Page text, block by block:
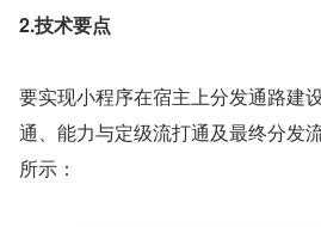
2.技术要点
要实现小程序在宿主上分发通路建
通、能力与定级流打通及最终分发
所示：